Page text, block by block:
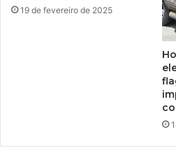
19 de fevereiro de 2025